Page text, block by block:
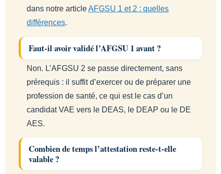
dans notre articleAFGSU 1 et 2 : quelles
différences.
Faut-il avoir validé l’AFGSU 1 avant ?
Non. L’AFGSU 2 se passe directement, sans
prérequis : il suffit d’exercer ou de préparer une
profession de santé, ce qui est le cas d’un
candidat VAE vers le DEAS, le DEAP ou le DE
AES.
Combien de temps l’attestation reste-t-elle
valable ?